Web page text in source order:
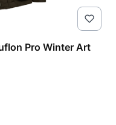
Pro Winter Art